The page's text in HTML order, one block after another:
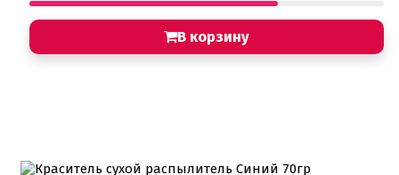
Хиты продаж от кондитеров
Шоколад Глазурь
В корзину